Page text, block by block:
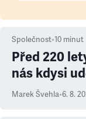
Společnost•10 minut
Před 220
nás kdysi
Marek Švehla•6. 8.